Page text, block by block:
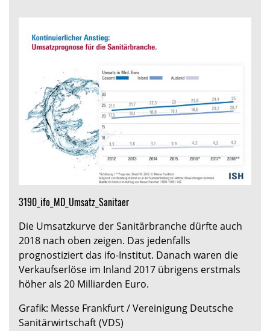
3190_ifo_MD_Umsatz_Sanitaer
Die Umsatzkurve der Sanitärbranche dürfte auch
2018 nach oben zeigen. Das jedenfalls
prognostiziert das ifo-Institut. Danach waren die
Verkaufserlöse im Inland 2017 übrigens erstmals
höher als 20 Milliarden Euro.
Grafik: Messe Frankfurt / Vereinigung Deutsche
Sanitärwirtschaft (VDS)